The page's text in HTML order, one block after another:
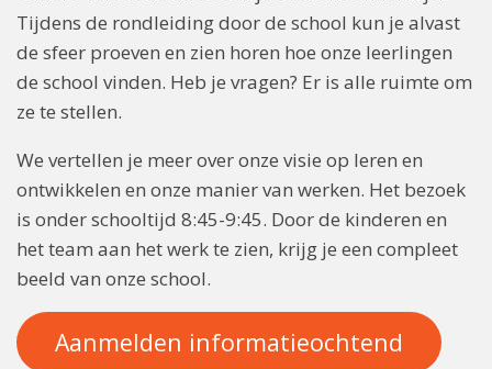
Tijdens de rondleiding door de school kun je alvast
de sfeer proeven en zien horen hoe onze leerlingen
de school vinden. Heb je vragen? Er is alle ruimte om
ze te stellen.
We vertellen je meer over onze visie op leren en
ontwikkelen en onze manier van werken. Het bezoek
is onder schooltijd 8:45-9:45. Door de kinderen en
het team aan het werk te zien, krijg je een compleet
beeld van onze school.
Aanmelden informatieochtend